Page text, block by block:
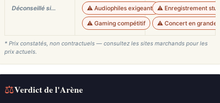
Déconseillé si… ⚠️ Audiophiles exigeants
⚠️ Gaming compétitif
⚠️ Enregistrement
⚠️ Concert en grande
* Prix constatés, non contractuels — consultez les sites marchands pour les
prix actuels.
⚖Verdict de l'Arène